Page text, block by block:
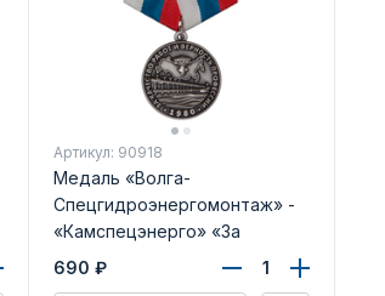
Артикул: 90918
Медаль «Волга-
Спецгидроэнергомонтаж» -
«Камспецэнерго» «За
качество работ»
690 ₽